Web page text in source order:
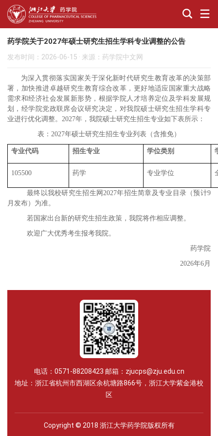
药学院关于2027年硕士研究生招生学科专业调整的公告
发布时间：2026-06-15 · 来源：药学院中文网
为深入贯彻落实国家关于深化新时代研究生教育改革的决策部
署，加快推进卓越研究生教育综合改革，更好地适应国家重大战略
需求和经济社会发展新形势，根据学院人才培养定位及学科发展规
划，经学院党政联席会议研究决定，对我院硕士研究生招生学科专
业进行优化调整。 2027年，我院硕士研究生招生专业如下表所示：
表： 2027年硕士研究生招生专业列表（含推免）
专业代码 招生专业 学位类别
105500 药学 专业学位
最终以我校研究生招生网2027年招生简章及专业目录（预计9
月发布）为准。
若国家出台新的研究生招生政策，我院将作相应调整。
欢迎广大优秀考生报考我院。
药学院
2026年6月
电话：0571-88208423 邮箱：zjucps@zju.edu.cn
地址：浙江省杭州市西湖区余杭塘路866号，浙江大学紫金港校
区
Copyright © 2018 浙江大学药学院版权所有